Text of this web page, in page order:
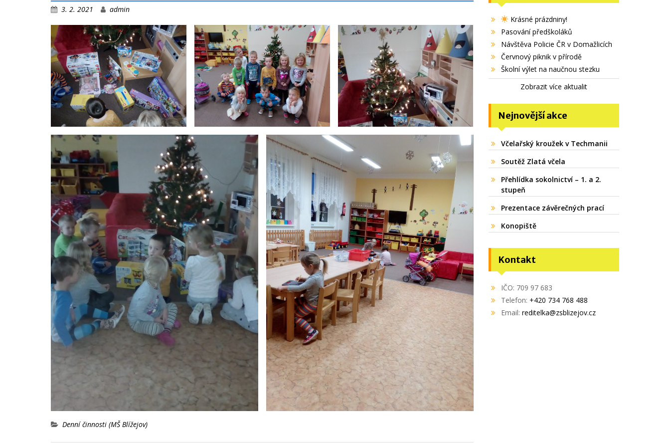
3. 2. 2021 admin
Denní činnosti (MŠ Blížejov)
Krásné prázdniny!
Pasování předškoláků
Návštěva Policie ČR v Domažlicích
Červnový piknik v přírodě
Školní výlet na naučnou stezku
Zobrazit více aktualit
Nejnovější akce
Včelařský kroužek v Techmanii
Soutěž Zlatá včela
Přehlídka sokolnictví – 1. a 2.
stupeň
Prezentace závěrečných prací
Konopiště
Kontakt
IČO: 709 97 683
Telefon: +420 734 768 488
Email: reditelka@zsblizejov.cz